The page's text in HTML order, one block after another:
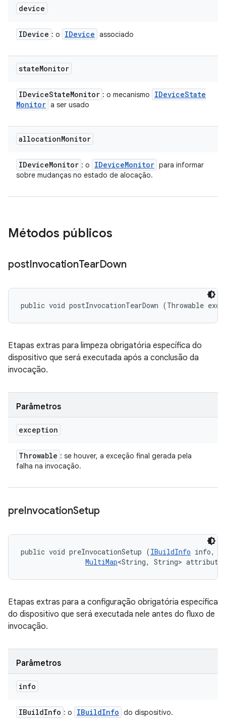
device
IDevice : o IDevice associado
stateMonitor
IDeviceStateMonitor : o mecanismo IDeviceState
Monitor a ser usado
allocationMonitor
IDeviceMonitor : o IDeviceMonitor para informar
sobre mudanças no estado de alocação.
Métodos públicos
postInvocationTearDown
public void postInvocationTearDown (Throwable
Etapas extras para limpeza obrigatória específica do
dispositivo que será executada após a conclusão da
invocação.
Parâmetros
exception
Throwable : se houver, a exceção final gerada pela
falha na invocação.
preInvocationSetup
public void preInvocationSetup (IBuildInfo info,
MultiMap<String, String>
Etapas extras para a configuração obrigatória específica
do dispositivo que será executada nele antes do fluxo de
invocação.
Parâmetros
info
IBuildInfo : o IBuildInfo do dispositivo.